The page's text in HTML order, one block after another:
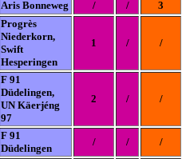
Aris Bonneweg / / 3
Progrès
Niederkorn,
Swift
Hesperingen
1 / /
F 91
Düdelingen,
UN Käerjéng
97
2 / /
F 91
Düdelingen
/ / /